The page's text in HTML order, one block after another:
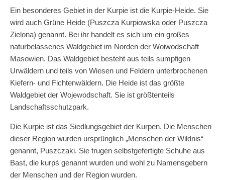
Ein besonderes Gebiet in der Kurpie ist die Kurpie-Heide. Sie
wird auch Grüne Heide (Puszcza Kurpiowska oder Puszcza
Zielona) genannt. Bei ihr handelt es sich um ein großes
naturbelassenes Waldgebiet im Norden der Woiwodschaft
Masowien. Das Waldgebiet besteht aus teils sumpfigen
Urwäldern und teils von Wiesen und Feldern unterbrochenen
Kiefern- und Fichtenwäldern. Die Heide ist das größte
Waldgebiet der Wojewodschaft. Sie ist größtenteils
Landschaftsschutzpark.
Die Kurpie ist das Siedlungsgebiet der Kurpen. Die Menschen
dieser Region wurden ursprünglich „Menschen der Wildnis“
genannt, Puszczaki. Sie trugen selbstgefertigte Schuhe aus
Bast, die kurpś genannt wurden und wohl zu Namensgebern
der Menschen und der Region wurden.